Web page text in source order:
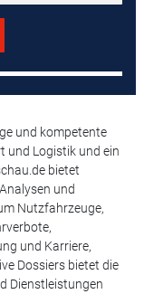
und kompetente
und Logistik und ein
bietet
und
Nutzfahrzeuge,
und Karriere,
Dossiers bietet die
Dienstleistungen